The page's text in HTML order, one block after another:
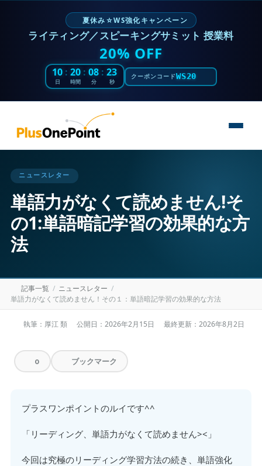
夏休み☆WS強化キャンペーン
ライティング／スピーキングサミット 授業料
20% OFF
10
日
: 20
時間
: 08
分
: 22
秒
クーポンコードWS20
ニュースレター
単語力がなくて読めません!そ
の1:単語暗記学習の効果的な方
法
記事一覧
ニュースレター
単語力がなくて読めません！その１：単語暗記学習の効果的な方法
執筆：厚江 類 公開日： 2026年2月15日 最終更新： 2026年8月2日
0 ブックマーク
プラスワンポイントのルイです^^
「リーディング、単語力がなくて読めません><」
今回は究極のリーディング学習方法の続き、単語強化